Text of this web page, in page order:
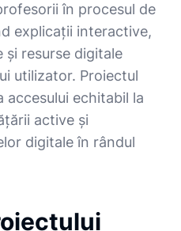
în procesul de
explicații interactive,
și resurse digitale
utilizator. Proiectul
accesului echitabil la
active și
digitale în rândul